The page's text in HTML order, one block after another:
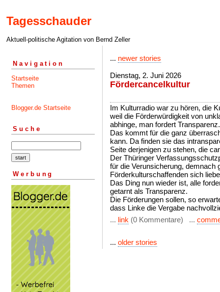
Tagesschauder
Aktuell-politische Agitation von Bernd Zeller
Navigation
Startseite
Themen
Blogger.de Startseite
Suche
Werbung
... newer stories
Dienstag, 2. Juni 2026
Fördercancelkultur
Im Kulturradio war zu hören, die
weil die Förderwürdigkeit von
abhinge, man fordert Transparenz.
Das kommt für die ganz
kann. Da finden sie das
Seite derjenigen zu stehen, die
Der Thüringer
für die Verunsicherung, demnach
Förderkulturschaffenden sich
Das Ding nun wieder ist, alle
getarnt als Transparenz.
Die Förderungen sollen, so
dass Linke die Vergabe
... link (0 Kommentare) ...
... older stories